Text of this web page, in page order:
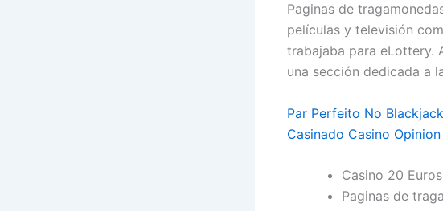
Paginas de
películas y televisión
trabajaba para eLottery.
una sección dedicada a
Par Perfeito No Blackjack
Casinado Casino
Casino 20
Paginas de